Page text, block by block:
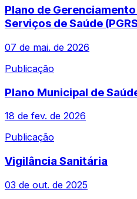
Plano de
Serviços de Saúde
07 de mai. de 2026
Publicação
Plano Municipal de
18 de fev. de 2026
Publicação
Vigilância Sanitária
03 de out. de 2025